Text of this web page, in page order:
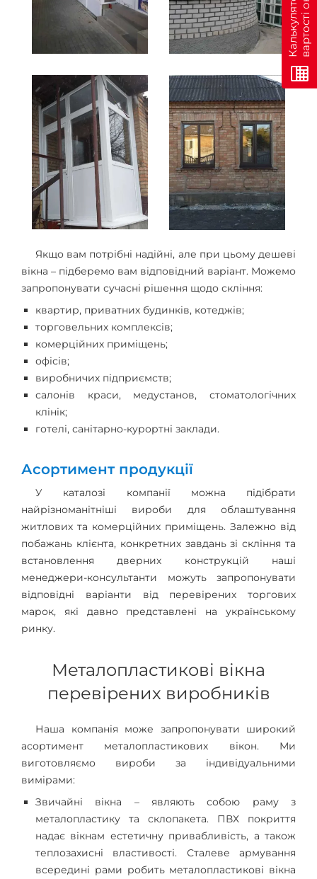
Якщо вам потрібні надійні, але при цьому дешеві
вікна – підберемо вам відповідний варіант. Можемо
запропонувати сучасні рішення щодо скління:
квартир, приватних будинків, котеджів;
торговельних комплексів;
комерційних приміщень;
офісів;
виробничих підприємств;
салонів краси, медустанов, стоматологічних
клінік;
готелі, санітарно-курортні заклади.
Асортимент продукції
У каталозі компанії можна підібрати
найрізноманітніші вироби для облаштування
житлових та комерційних приміщень. Залежно від
побажань клієнта, конкретних завдань зі скління та
встановлення дверних конструкцій наші
менеджери-консультанти можуть запропонувати
відповідні варіанти від перевірених торгових
марок, які давно представлені на українському
ринку.
Металопластикові вікна
перевірених виробників
Наша компанія може запропонувати широкий
асортимент металопластикових вікон. Ми
виготовляємо вироби за індивідуальними
вимірами:
Звичайні вікна – являють собою раму з
металопластику та склопакета. ПВХ покриття
надає вікнам естетичну привабливість, а також
теплозахисні властивості. Сталеве армування
всередині рами робить металопластикові вікна
К
а
л
ь
к
у
л
я
т
о
р
в
а
р
т
о
с
т
і
о
н
л
а
й